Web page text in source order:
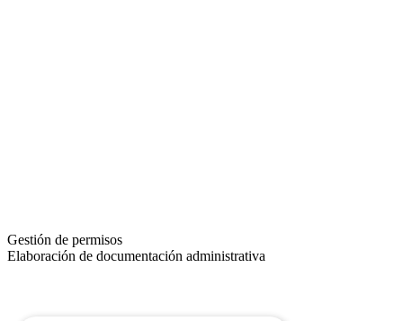
Gestión de permisos
Elaboración de documentación administrativa